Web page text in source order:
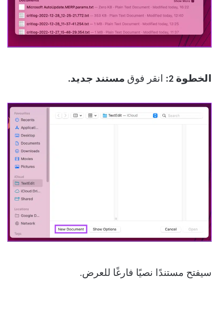
الخطوة 2: انقر فوق مستند جديد.
سيفتح مستندًا نصيًا فارغًا للعرض.